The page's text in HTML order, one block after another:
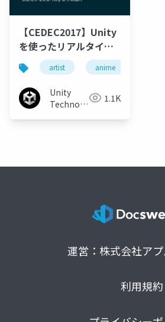
【CEDEC2017】Unity
を使ったリアルタイム
なアニメ映像表現
artist anime
Unity
Technologies 1.1K
運営：株式会社ア
利用規約